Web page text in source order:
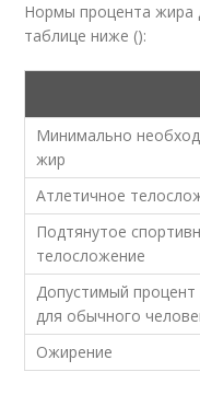
Нормы процента жира
таблице ниже ():
Минимально
жир
Атлетичное
Подтянутое
телосложение
Допустимый
для обычного
Ожирение